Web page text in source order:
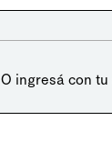
O ingresá con tu